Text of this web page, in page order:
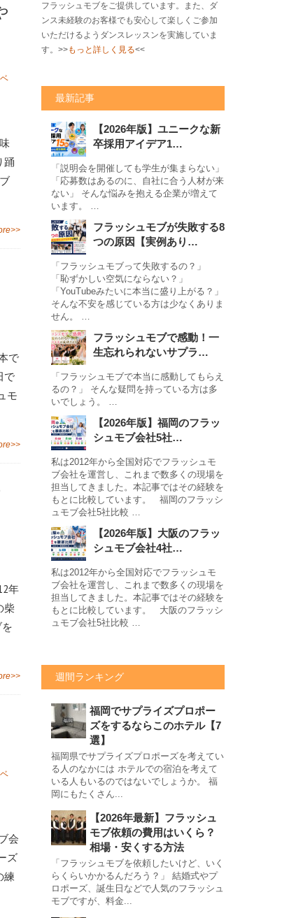
踊
で
で
モ
年
柴
会
ズ
練
フラッシュモブをご提供しています。また、ダ
ンス未経験のお客様でも安心して楽しくご参加
いただけるようダンスレッスンを実施していま
す。>>もっと詳しく見る<<
最新記事
【2026年版】ユニークな新
卒採用アイデア1…
「説明会を開催しても学生が集まらない」
「応募数はあるのに、自社に合う人材が来
ない」 そんな悩みを抱える企業が増えて
います。 …
フラッシュモブが失敗する8
つの原因【実例あり…
「フラッシュモブって失敗するの？」
「恥ずかしい空気にならない？」
「YouTubeみたいに本当に盛り上がる？」
そんな不安を感じている方は少なくありま
せん。 …
フラッシュモブで感動！一
生忘れられないサプラ…
「フラッシュモブで本当に感動してもらえ
るの？」 そんな疑問を持っている方は多
いでしょう。 …
【2026年版】福岡のフラッ
シュモブ会社5社…
私は2012年から全国対応でフラッシュモ
ブ会社を運営し、これまで数多くの現場を
担当してきました。本記事ではその経験を
もとに比較しています。 福岡のフラッシ
ュモブ会社5社比較 …
【2026年版】大阪のフラッ
シュモブ会社4社…
私は2012年から全国対応でフラッシュモ
ブ会社を運営し、これまで数多くの現場を
担当してきました。本記事ではその経験を
もとに比較しています。 大阪のフラッシ
ュモブ会社5社比較 …
週間ランキング
福岡でサプライズプロポー
ズをするならこのホテル【7
選】
福岡県でサプライズプロポーズを考えてい
る人のなかには ホテルでの宿泊を考えて
いる人もいるのではないでしょうか。 福
岡にもたくさん...
【2026年最新】フラッシュ
モブ依頼の費用はいくら？
相場・安くする方法
「フラッシュモブを依頼したいけど、いく
らくらいかかるんだろう？」 結婚式やプ
ロポーズ、誕生日などで人気のフラッシュ
モブですが、料金...